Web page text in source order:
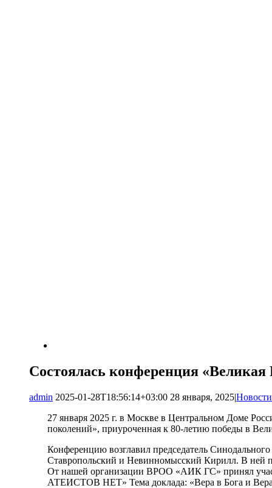
Состоялась конференция
admin 2025-01-28T18:56:14+03:00 28 января, 2025|Новости
27 января 2025 г. в Москве в Центральном Доме
поколений», приуроченная к 80-летию победы в
Конференцию возглавил председатель
Ставропольский и Невинномысский Кирилл. В ней
От нашей организации ВРОО «АИК ГС» принял
АТЕИСТОВ НЕТ» Тема доклада: «Вера в Бога и Вера